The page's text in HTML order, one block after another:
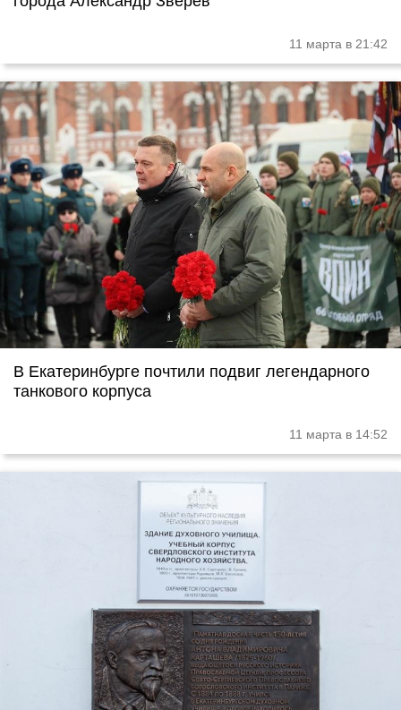
11 марта в 21:42
В Екатеринбурге почтили подвиг легендарного
танкового корпуса
11 марта в 14:52